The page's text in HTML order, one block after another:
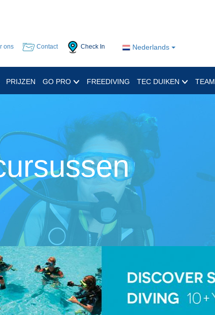
Nederlands
ons Contact Check In
PRIJZEN GO PRO FREEDIVING TEC DUIKEN TEAM